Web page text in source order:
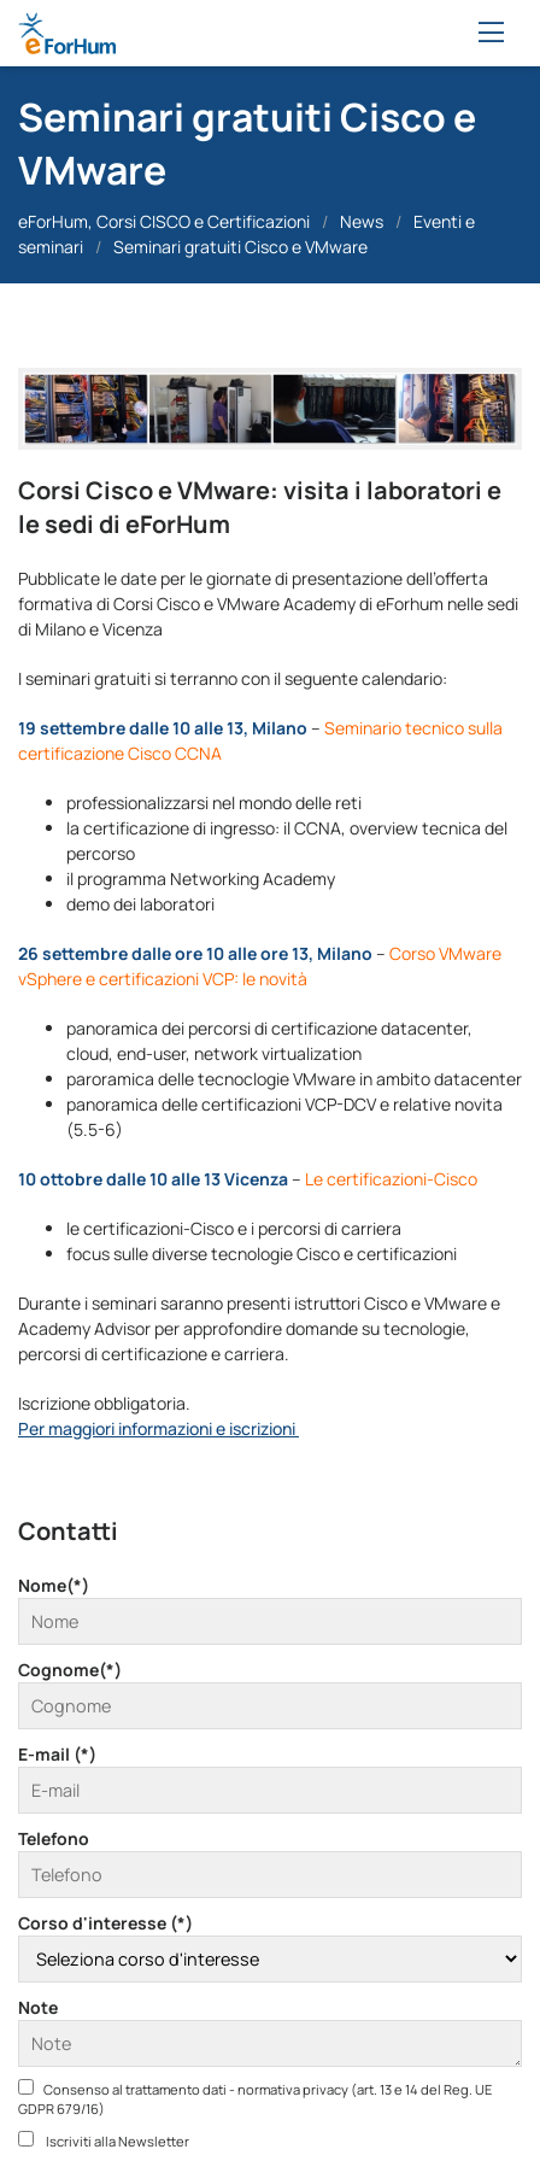
Seminari gratuiti Cisco e
VMware
eForHum, Corsi CISCO e Certificazioni / News / Eventi e
seminari / Seminari gratuiti Cisco e VMware
Corsi Cisco e VMware: visita i laboratori e
le sedi di eForHum
Pubblicate le date per le giornate di presentazione dell’offerta
formativa di Corsi Cisco e VMware Academy di eForhum nelle sedi
di Milano e Vicenza
I seminari gratuiti si terranno con il seguente calendario:
19 settembre dalle 10 alle 13, Milano – Seminario tecnico sulla
certificazione Cisco CCNA
professionalizzarsi nel mondo delle reti
la certificazione di ingresso: il CCNA, overview tecnica del
percorso
il programma Networking Academy
demo dei laboratori
26 settembre dalle ore 10 alle ore 13, Milano – Corso VMware
vSphere e certificazioni VCP: le novità
panoramica dei percorsi di certificazione datacenter,
cloud, end-user, network virtualization
paroramica delle tecnoclogie VMware in ambito datacenter
panoramica delle certificazioni VCP-DCV e relative novita
(5.5-6)
10 ottobre dalle 10 alle 13 Vicenza– Le certificazioni-Cisco
le certificazioni-Cisco e i percorsi di carriera
focus sulle diverse tecnologie Cisco e certificazioni
Durante i seminari saranno presenti istruttori Cisco e VMware e
Academy Advisor per approfondire domande su tecnologie,
percorsi di certificazione e carriera.
Iscrizione obbligatoria.
Per maggiori informazioni e iscrizioni
Contatti
Nome(*)
Cognome(*)
E-mail (*)
Telefono
Corso d'interesse (*)
Note
Consenso al trattamento dati - normativa privacy (art. 13 e 14 del Reg. UE
GDPR 679/16)
Iscriviti alla Newsletter